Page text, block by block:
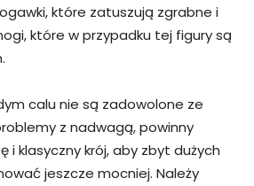
które zatuszują zgrabne i
które w przypadku tej figury są
calu nie są zadowolone ze
z nadwagą, powinny
klasyczny krój, aby zbyt dużych
jeszcze mocniej. Należy